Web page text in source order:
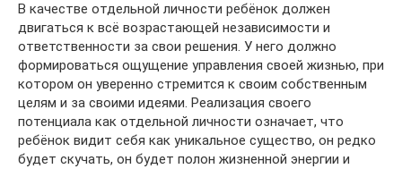
В качестве отдельной личности ребёнок должен
двигаться к всё возрастающей независимости и
ответственности за свои решения. У него должно
формироваться ощущение управления своей жизнью, при
котором он уверенно стремится к своим собственным
целям и за своими идеями. Реализация своего
потенциала как отдельной личности означает, что
ребёнок видит себя как уникальное существо, он редко
будет скучать, он будет полон жизненной энергии и